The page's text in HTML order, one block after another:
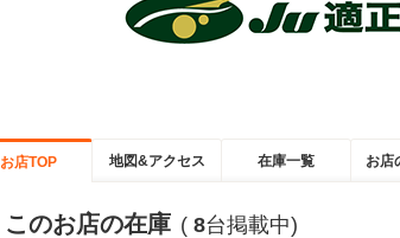
お店TOP 地図&アクセス 在庫一覧 お店
このお店の在庫 ( 8台掲載中)